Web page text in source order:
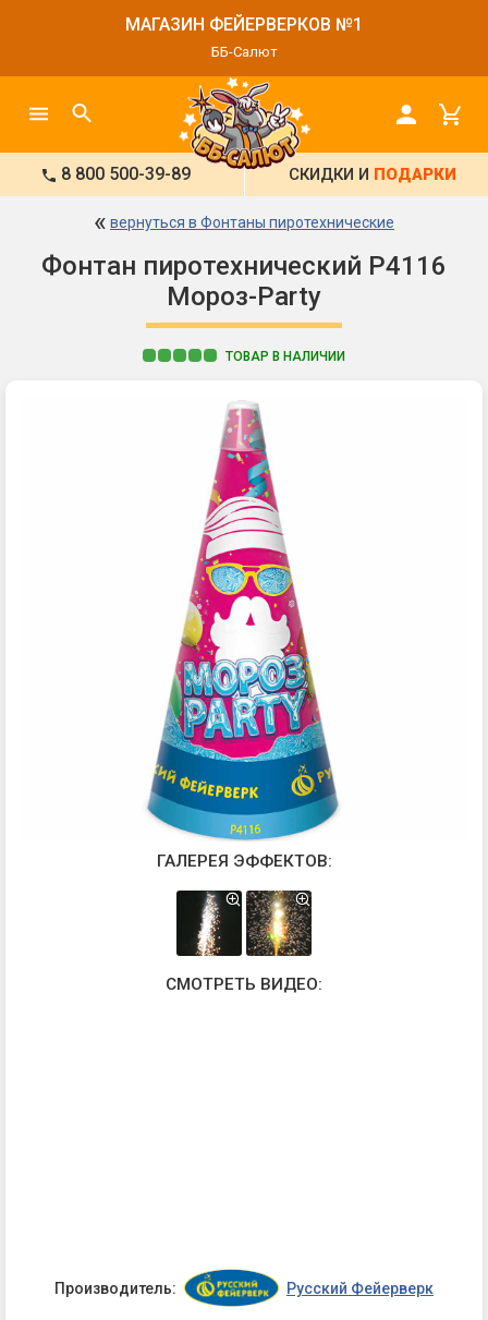
МАГАЗИН ФЕЙЕРВЕРКОВ №1
ББ-Салют
8 800 500-39-89 СКИДКИ И ПОДАРКИ
« вернуться в Фонтаны пиротехнические
Фонтан пиротехнический Р4116
Мороз-Party
ТОВАР В НАЛИЧИИ
ГАЛЕРЕЯ ЭФФЕКТОВ:
СМОТРЕТЬ ВИДЕО:
Производитель: Русский Фейерверк